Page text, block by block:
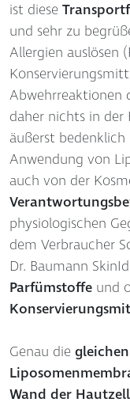
ist diese
und sehr zu
Allergien auslösen
Abwehrreaktionen
daher nichts in der
äußerst
Anwendung von
auch von der
physiologischen
dem Verbraucher
Dr. Baumann
Parfümstoffe und
Genau die
Wand der